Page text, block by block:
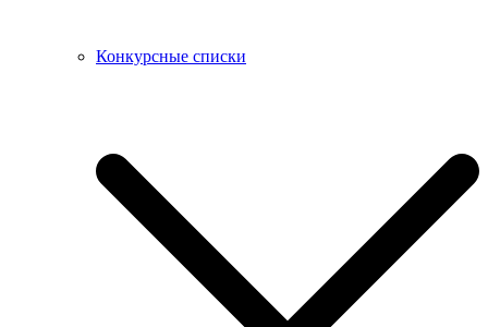
Конкурсные списки